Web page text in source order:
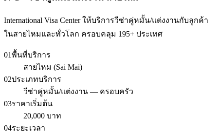
International Visa Center ให้บริการวีซ่าคู่หมั้น/แต่งงานกับลูกค้า
ในสายไหมและทั่วโลก ครอบคลุม 195+ ประเทศ
01พื้นที่บริการ
สายไหม (Sai Mai)
02ประเภทบริการ
วีซ่าคู่หมั้น/แต่งงาน — ครอบครัว
03ราคาเริ่มต้น
20,000 บาท
04ระยะเวลา